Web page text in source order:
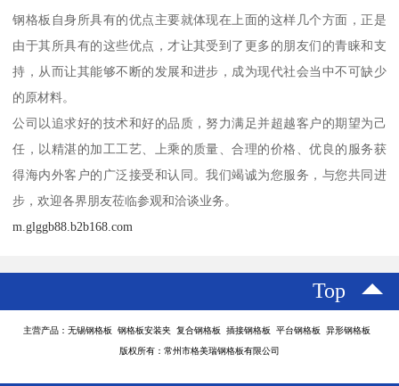
钢格板自身所具有的优点主要就体现在上面的这样几个方面，正是
由于其所具有的这些优点，才让其受到了更多的朋友们的青睐和支
持，从而让其能够不断的发展和进步，成为现代社会当中不可缺少
的原材料。
公司以追求好的技术和好的品质，努力满足并超越客户的期望为己
任，以精湛的加工工艺、上乘的质量、合理的价格、优良的服务获
得海内外客户的广泛接受和认同。我们竭诚为您服务，与您共同进
步，欢迎各界朋友莅临参观和洽谈业务。
m.glggb88.b2b168.com
Top
主营产品：无锡钢格板 钢格板安装夹 复合钢格板 插接钢格板 平台钢格板 异形钢格板
版权所有：常州市格美瑞钢格板有限公司